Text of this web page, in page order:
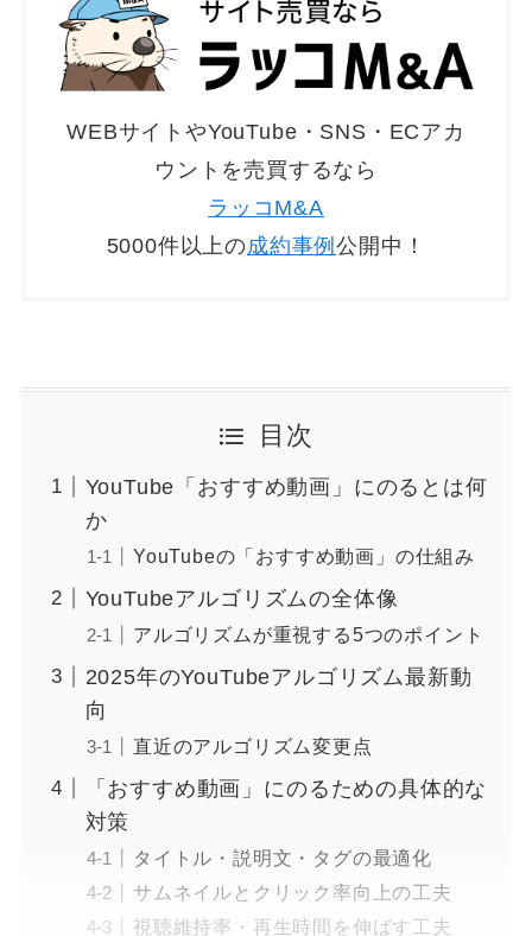
WEBサイトやYouTube・SNS・ECアカ
ウントを売買するなら
ラッコM&A
5000件以上の成約事例公開中！
目次
YouTube「おすすめ動画」にのるとは何
か
YouTubeの「おすすめ動画」の仕組み
YouTubeアルゴリズムの全体像
アルゴリズムが重視する5つのポイント
2025年のYouTubeアルゴリズム最新動
向
直近のアルゴリズム変更点
「おすすめ動画」にのるための具体的な
対策
タイトル・説明文・タグの最適化
サムネイルとクリック率向上の工夫
視聴維持率・再生時間を伸ばす工夫